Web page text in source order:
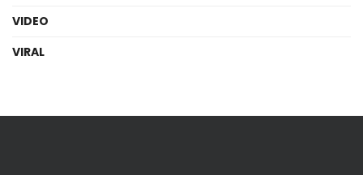
VIDEO
VIRAL